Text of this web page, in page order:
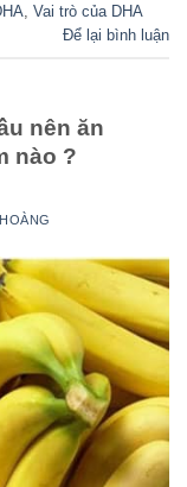
Vai trò của DHA
Để lại bình luận
nên ăn
nào ?